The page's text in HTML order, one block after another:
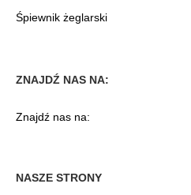
Śpiewnik żeglarski
ZNAJDŹ NAS NA:
Znajdź nas na:
NASZE STRONY